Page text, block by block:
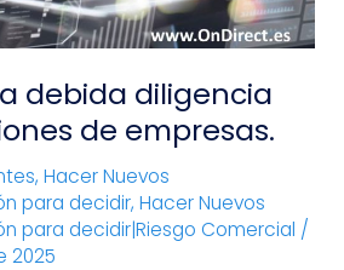
debida diligencia
de empresas.
, Hacer Nuevos
para decidir, Hacer Nuevos
para decidir|Riesgo Comercial /
2025